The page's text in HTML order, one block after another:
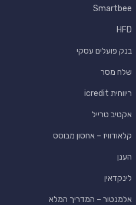
Smartbee
HFD
בנק פועלים עסקי
שלח מסר
ריווחית icredit
אקטיב טרייל
קלאודוויז – אחסון מבוסס
הענן
לינקדאין
אלמנטור – המדריך המלא